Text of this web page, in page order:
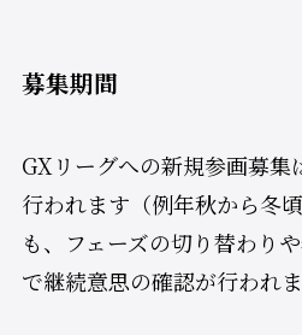
募集期間
GXリーグへの新規参画募集
行われます（例年秋から冬
も、フェーズの切り替わり
で継続意思の確認が行われま